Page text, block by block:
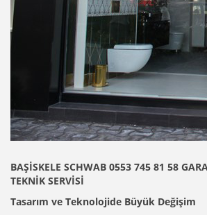
BAŞİSKELE SCHWAB 0553 745 81 58
TEKNİK SERVİSİ
Tasarım ve Teknolojide Büyük Değişim